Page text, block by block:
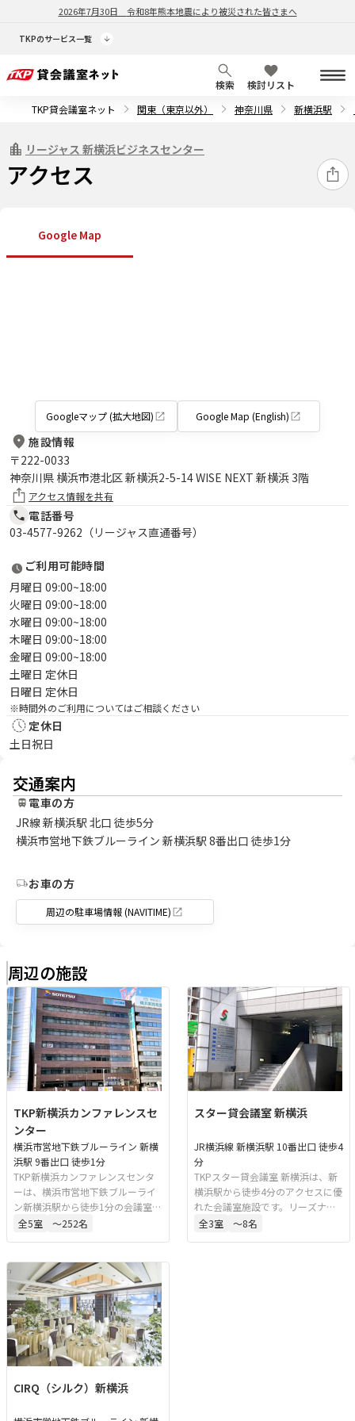
2026年7月30日 令和8年熊本地震により被災された皆さまへ
TKPのサービス一覧
検索
検討リスト
TKP貸会議室ネット
関東（東京以外） 神奈川県 新横浜駅
リージャス 新横浜ビジネスセンター
アクセス
Google Map
Googleマップ (拡大地図) Google Map (English)
施設情報
〒222-0033
神奈川県 横浜市港北区 新横浜2-5-14 WISE NEXT 新横浜 3階
アクセス情報を共有
電話番号
03-4577-9262（リージャス直通番号）
ご利用可能時間
月曜日 09:00~18:00
火曜日 09:00~18:00
水曜日 09:00~18:00
木曜日 09:00~18:00
金曜日 09:00~18:00
土曜日 定休日
日曜日 定休日
※時間外のご利用についてはご相談ください
定休日
土日祝日
交通案内
電車の方
JR線 新横浜駅 北口 徒歩5分
横浜市営地下鉄ブルーライン 新横浜駅 8番出口 徒歩1分
お車の方
周辺の駐車場情報 (NAVITIME)
周辺の施設
TKP新横浜カンファレンスセ
ンター
横浜市営地下鉄ブルーライン 新横
浜駅 9番出口 徒歩1分
TKP新横浜カンファレンスセンタ
ーは、横浜市営地下鉄ブルーライ
ン新横浜駅から徒歩1分の会議室施
設です。最大180名を収容できるス
ています。ビジネス利用に適した
環境を整えています。
全5室 〜252名
スター貸会議室 新横浜
JR横浜線 新横浜駅 10番出口 徒歩4
分
TKPスター貸会議室 新横浜は、新
横浜駅から徒歩4分のアクセスに優
れた会議室施設です。リーズナブ
ルな料金で利用でき、社内会議や
全3室 〜8名
CIRQ（シルク）新横浜